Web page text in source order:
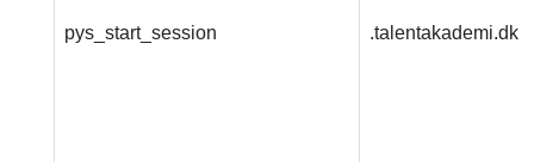
pys_start_session .talentakademi.dk